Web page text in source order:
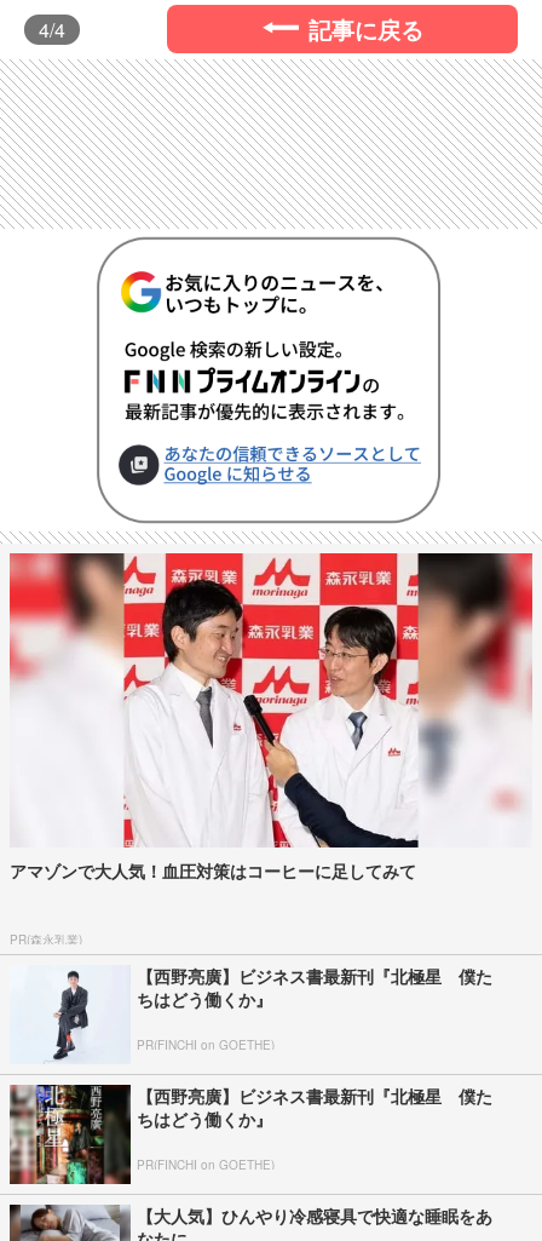
4/4 記事に戻る
アマゾンで大人気！血圧対策はコーヒーに足してみて
PR(森永乳業)
【西野亮廣】ビジネス書最新刊『北極星 僕た
ちはどう働くか』
PR(FINCHI on GOETHE)
【西野亮廣】ビジネス書最新刊『北極星 僕た
ちはどう働くか』
PR(FINCHI on GOETHE)
【大人気】ひんやり冷感寝具で快適な睡眠をあ